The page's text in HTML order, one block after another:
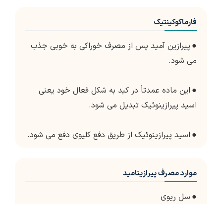
فارماکوکینتیک
● پیرازین آمید پس از مصرف خوراکی به خوبی جذب
می شود.
● این ماده عمدتاً در کبد به شکل فعال خود یعنی
اسید پیرازینوئیک تبدیل می شود.
● اسید پیرازینوئیک از طریق دفع کلیوی دفع می شود.
موارد مصرف پیرازینامید
● سل ریوی